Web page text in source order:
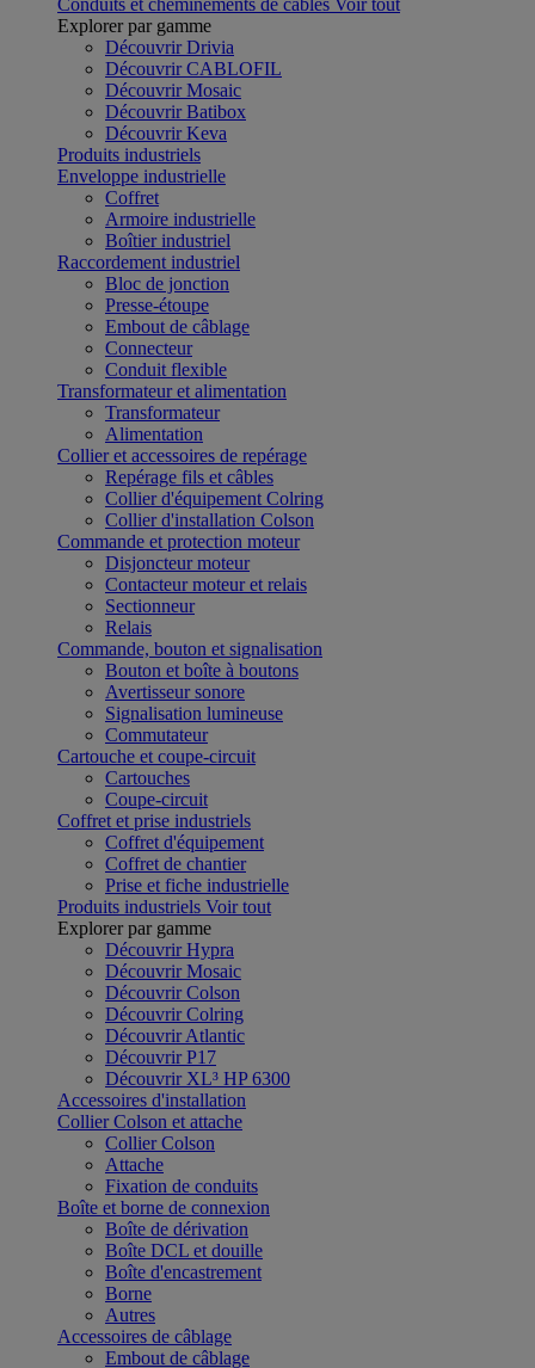
Conduits et cheminements de câbles Voir tout
Explorer par gamme
Découvrir Drivia
Découvrir CABLOFIL
Découvrir Mosaic
Découvrir Batibox
Découvrir Keva
Produits industriels
Enveloppe industrielle
Coffret
Armoire industrielle
Boîtier industriel
Raccordement industriel
Bloc de jonction
Presse-étoupe
Embout de câblage
Connecteur
Conduit flexible
Transformateur et alimentation
Transformateur
Alimentation
Collier et accessoires de repérage
Repérage fils et câbles
Collier d'équipement Colring
Collier d'installation Colson
Commande et protection moteur
Disjoncteur moteur
Contacteur moteur et relais
Sectionneur
Relais
Commande, bouton et signalisation
Bouton et boîte à boutons
Avertisseur sonore
Signalisation lumineuse
Commutateur
Cartouche et coupe-circuit
Cartouches
Coupe-circuit
Coffret et prise industriels
Coffret d'équipement
Coffret de chantier
Prise et fiche industrielle
Produits industriels Voir tout
Explorer par gamme
Découvrir Hypra
Découvrir Mosaic
Découvrir Colson
Découvrir Colring
Découvrir Atlantic
Découvrir P17
Découvrir XL³ HP 6300
Accessoires d'installation
Collier Colson et attache
Collier Colson
Attache
Fixation de conduits
Boîte et borne de connexion
Boîte de dérivation
Boîte DCL et douille
Boîte d'encastrement
Borne
Autres
Accessoires de câblage
Embout de câblage